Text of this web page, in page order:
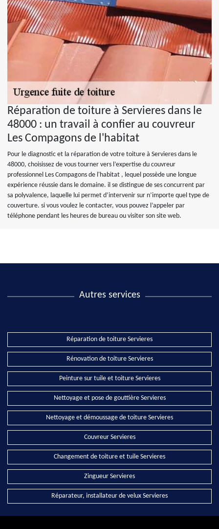
Réparation de toiture à Servieres dans le
48000 : un travail à confier au couvreur
Les Compagons de l'habitat
Pour le diagnostic et la réparation de votre toiture à Servieres dans le
48000, choisissez de vous tourner vers l’expertise du couvreur
professionnel Les Compagons de l'habitat , lequel possède une longue
expérience réussie dans le domaine. il se distingue de ses concurrent par
sa polyvalence, laquelle lui permet d’intervenir sur n’importe quel type de
couverture. si vous voulez le contacter, vous pouvez l’appeler par
téléphone pendant les heures de bureau ou visiter son site web.
Autres services
Réparation de toiture Servieres
Rénovation de toiture Servieres
Peinture sur tuile et toiture Servieres
Nettoyage et pose de gouttière Servieres
Nettoyage et démoussage de toiture Servieres
Couvreur Servieres
Changement de toiture et tuile Servieres
Zingueur Servieres
Réparateur, installateur de velux Servieres